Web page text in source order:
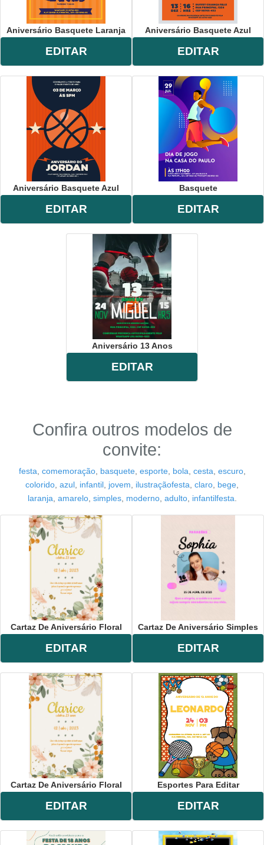
Aniversário Basquete Laranja
EDITAR
Aniversário Basquete Azul
EDITAR
Aniversário Basquete Azul
EDITAR
Basquete
EDITAR
Aniversário 13 Anos
EDITAR
Confira outros modelos de
convite:
festa comemoração, basquete, esporte, bola cesta escuro,
colorido azul infantil jovem ilustraçãofesta claro bege
laranja amarelo, simples, moderno, adulto, infantilfesta
Cartaz De Aniversário Floral
EDITAR
Cartaz De Aniversário Simples
EDITAR
Cartaz De Aniversário Floral
EDITAR
Esportes Para Editar
EDITAR